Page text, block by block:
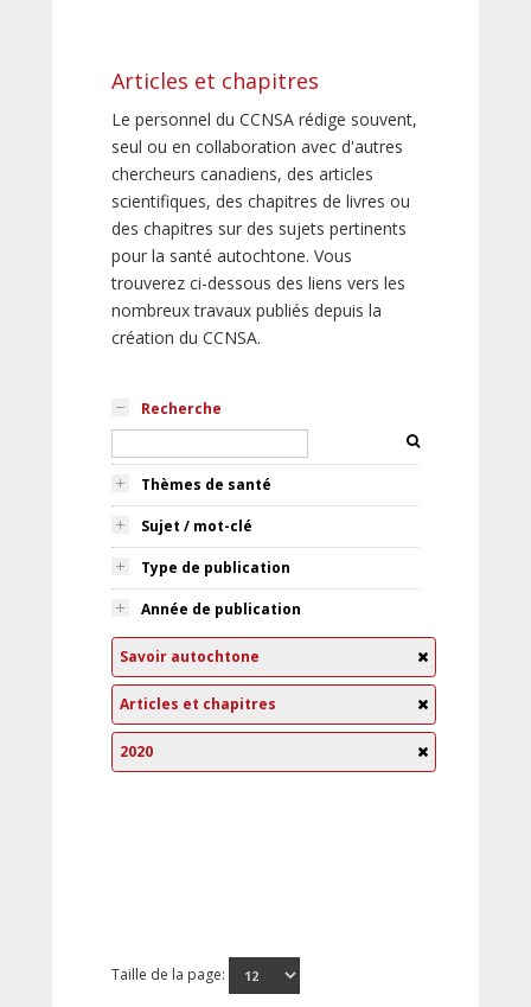
Articles et chapitres
Le personnel du CCNSA rédige souvent,
seul ou en collaboration avec d'autres
chercheurs canadiens, des articles
scientifiques, des chapitres de livres ou
des chapitres sur des sujets pertinents
pour la santé autochtone. Vous
trouverez ci-dessous des liens vers les
nombreux travaux publiés depuis la
création du CCNSA.
Recherche
Thèmes de santé
Sujet / mot-clé
Type de publication
Année de publication
Savoir autochtone
Articles et chapitres
2020
Taille de la page: